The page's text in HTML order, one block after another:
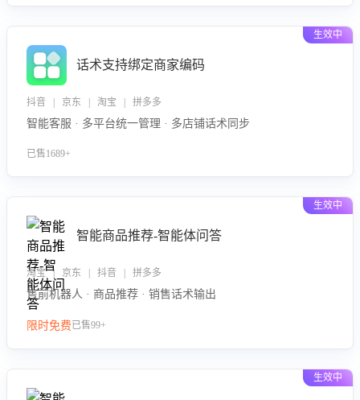
生效中
话术支持绑定商家编码
抖音 | 京东 | 淘宝 | 拼多多
智能客服 · 多平台统一管理 · 多店铺话术同步
已售1689+
生效中
智能商品推荐-智能体问答
淘宝 | 京东 | 抖音 | 拼多多
售前机器人 · 商品推荐 · 销售话术输出
限时免费已售99+
生效中